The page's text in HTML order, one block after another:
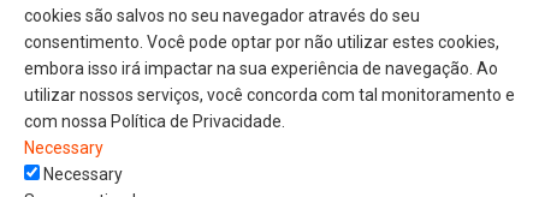
cookies são salvos no seu navegador através do seu
consentimento. Você pode optar por não utilizar estes cookies,
embora isso irá impactar na sua experiência de navegação. Ao
utilizar nossos serviços, você concorda com tal monitoramento e
com nossa Política de Privacidade.
Necessary
Necessary